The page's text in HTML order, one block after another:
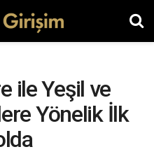
ile Yeşil ve
Yönelik İlk